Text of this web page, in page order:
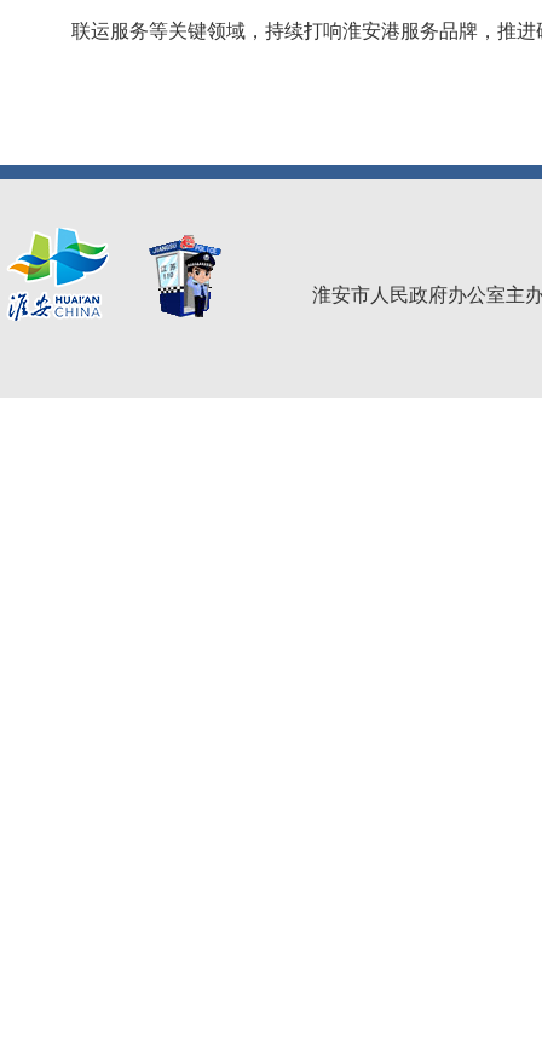
联运服务等关键领域，持续打响淮安港服务品牌，推
淮安市人民政府办公室主